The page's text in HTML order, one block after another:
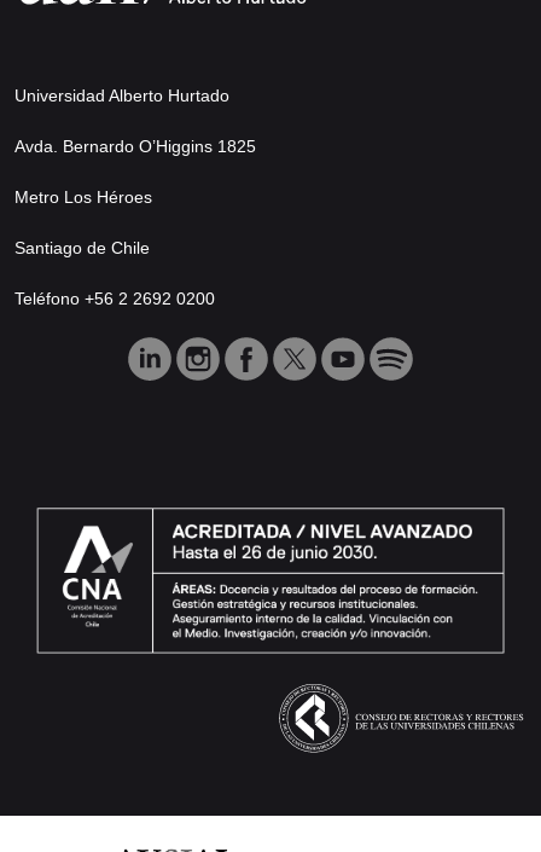
Universidad Alberto Hurtado
Avda. Bernardo O’Higgins 1825
Metro Los Héroes
Santiago de Chile
Teléfono +56 2 2692 0200